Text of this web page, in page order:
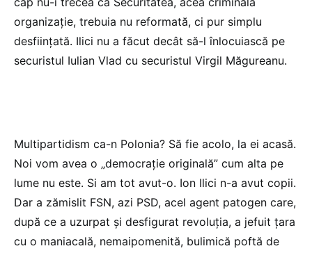
organizație, trebuia nu reformată, ci pur simplu
desființată. Ilici nu a făcut decât să-l înlocuiască pe
securistul Iulian Vlad cu securistul Virgil Măgureanu.
Multipartidism ca-n Polonia? Să fie acolo, la ei acasă.
Noi vom avea o „democrație originală” cum alta pe
lume nu este. Si am tot avut-o. Ion Ilici n-a avut copii.
Dar a zămislit FSN, azi PSD, acel agent patogen care,
după ce a uzurpat și desfigurat revoluția, a jefuit țara
cu o maniacală, nemaipomenită, bulimică poftă de